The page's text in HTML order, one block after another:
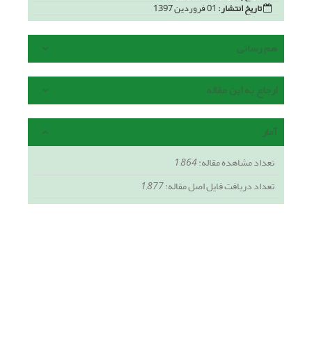
تاریخ انتشار:
هم رسانی
ارجاع به این مقاله
آمار
تعداد مشاهده مقاله:1,864
تعداد دریافت فایل اصل مقاله:1,877